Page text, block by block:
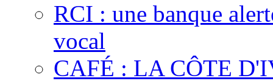
RCI : une banque
vocal
CAFÉ : LA CÔTE